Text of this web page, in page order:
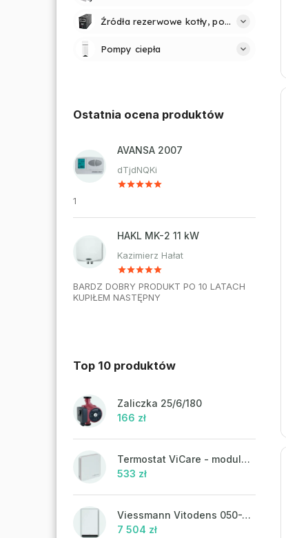
Źródła rezerwowe kotły, pompy
Pompy ciepła
Ostatnia ocena produktów
AVANSA 2007
dTjdNQKi
1
HAKL MK-2 11 kW
Kazimierz Hałat
BARDZ DOBRY PRODUKT PO 10 LATACH
KUPIŁEM NASTĘPNY
Top 10 produktów
Zaliczka 25/6/180
166 zł
Termostat ViCare - modulacja
533 zł
Viessmann Vitodens 050-W, 19 kW
7 504 zł